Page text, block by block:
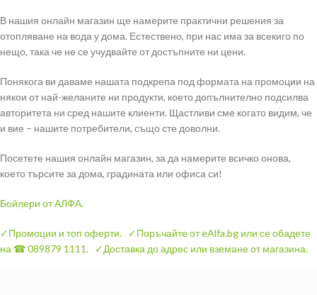
В нашия онлайн магазин ще намерите практични решения за
отопляване на вода у дома. Естествено, при нас има за всекиго по
нещо, така че не се учудвайте от достъпните ни цени.
Понякога ви даваме нашата подкрепа под формата на промоции на
някои от най-желаните ни продукти, което допълнително подсилва
авторитета ни сред нашите клиенти. Щастливи сме когато видим, че
и вие – нашите потребители, също сте доволни.
Посетете нашия онлайн магазин, за да намерите всичко онова,
което търсите за дома, градината или офиса си!
Бойлери от АЛФА.
✓Промоции и топ оферти.
✓Поръчайте от eAlfa.bg или се обадете
на ☎ 089879 1111.
✓Доставка до адрес или вземане от магазина.